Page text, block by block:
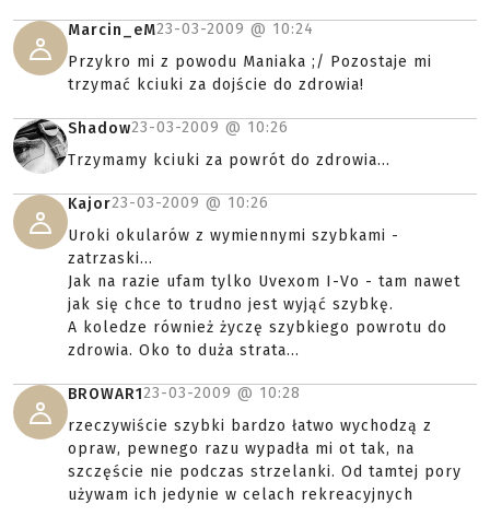
Marcin_eM23-03-2009 @ 10:24
Przykro mi z powodu Maniaka ;/ Pozostaje mi
trzymać kciuki za dojście do zdrowia!
Shadow23-03-2009 @ 10:26
Trzymamy kciuki za powrót do zdrowia...
Kajor23-03-2009 @ 10:26
Uroki okularów z wymiennymi szybkami -
zatrzaski...
Jak na razie ufam tylko Uvexom I-Vo - tam nawet
jak się chce to trudno jest wyjąć szybkę.
A koledze również życzę szybkiego powrotu do
zdrowia. Oko to duża strata...
BROWAR123-03-2009 @ 10:28
rzeczywiście szybki bardzo łatwo wychodzą z
opraw, pewnego razu wypadła mi ot tak, na
szczęście nie podczas strzelanki. Od tamtej pory
używam ich jedynie w celach rekreacyjnych